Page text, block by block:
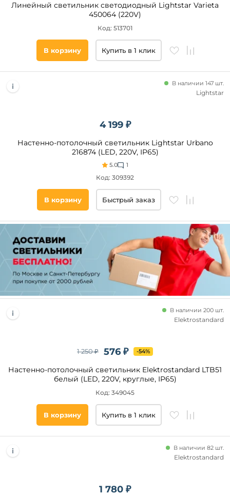
Линейный светильник светодиодный Lightstar Varieta
450064 (220V)
Код: 513701
В корзину Купить в 1 клик
4 199 ₽
Настенно-потолочный светильник Lightstar Urbano
216874 (LED, 220V, IP65)
5.0 1
В наличии 147 шт.
Код: 309392
Lightstar
В корзину Быстрый заказ
576 ₽
1 250 ₽ -54%
Настенно-потолочный светильник Elektrostandard LTB51
белый (LED, 220V, круглые, IP65)
В наличии 200 шт.
Код: 349045
Elektrostandard
В корзину Купить в 1 клик
1 780 ₽
В наличии 82 шт.
Elektrostandard